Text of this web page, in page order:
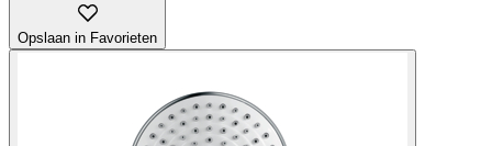
Opslaan in Favorieten